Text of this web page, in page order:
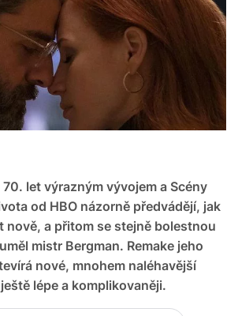
let výrazným vývojem a Scény
od HBO názorně předvádějí, jak
nově, a přitom se stejně bolestnou
mistr Bergman. Remake jeho
nové, mnohem naléhavější
lépe a komplikovaněji.